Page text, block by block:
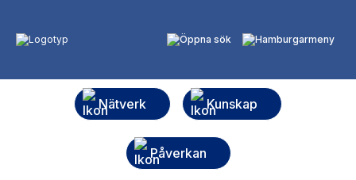
Nätverk Kunskap
Påverkan